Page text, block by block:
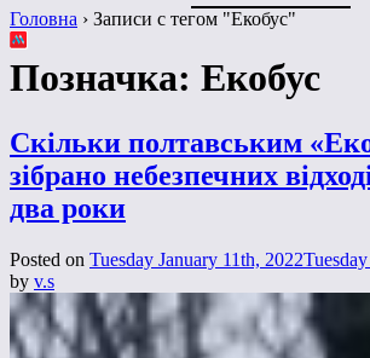
Головна › Записи с тегом "Екобус"
Позначка: Екобус
Скільки полтавським
зібрано небезпечних
два роки
Posted on Tuesday January 11th, 2022
by v.s